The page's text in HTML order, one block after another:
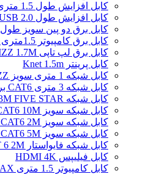
کابل افزایش طول 1.5 متری USB TR-MAX
کابل افزایش طول USB 2.0 سویز 1.5m
کابل برق دو پین سویز طول 1.5 متر
کابل برق کامپیوتر 1.5ﻣﺘﺮی P-NET
کابل برق لپ تاپی SWIZZ 1.7M
کابل پرینتر Knet 1.5m
کابل شبکه 1 متری سویز CAT6 SWIZZ
کابل شبکه 3 متری CAT6 برند FIVE STAR
کابل شبکه CAT5 3M FIVE STAR
کابل شبکه سویز Swizz CAT6 10M
کابل شبکه سویز Swizz CAT6 2M
کابل شبکه سویز Swizz CAT6 5M
کابل شبکه فایواستار FIVE STAR CAT 6 2M
کابل فیلیپس HDMI 4K
کابل کامپیوتر 1.5 متری TR MAX